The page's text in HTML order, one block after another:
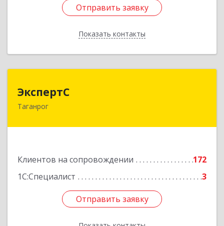
Отправить заявку
Показать контакты
Отправить заявку
Назад
ЭкспертС
Таганрог
Клиентов на сопровождении
172
1С:Специалист
3
Отправить заявку
Отправить заявку